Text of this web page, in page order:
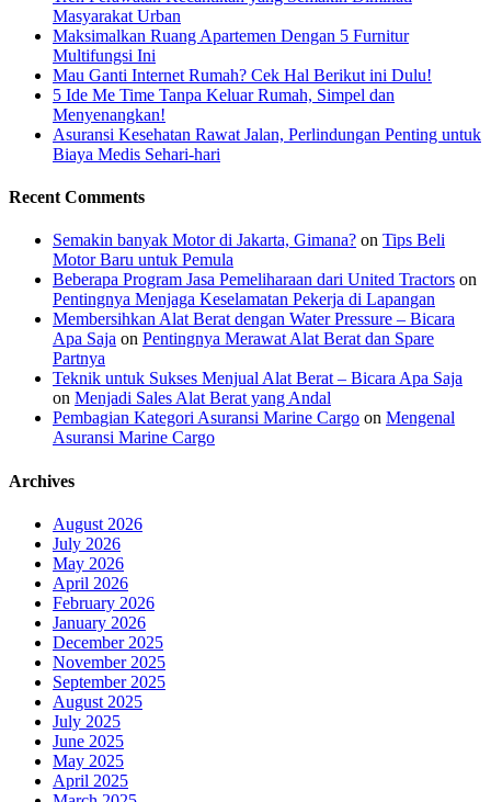
Masyarakat Urban
Maksimalkan Ruang Apartemen Dengan 5 Furnitur
Multifungsi Ini
Mau Ganti Internet Rumah? Cek Hal Berikut ini Dulu!
5 Ide Me Time Tanpa Keluar Rumah, Simpel dan
Menyenangkan!
Asuransi Kesehatan Rawat Jalan, Perlindungan Penting untuk
Biaya Medis Sehari-hari
Recent Comments
Semakin banyak Motor di Jakarta, Gimana? on Tips Beli
Motor Baru untuk Pemula
Beberapa Program Jasa Pemeliharaan dari United Tractors on
Pentingnya Menjaga Keselamatan Pekerja di Lapangan
Membersihkan Alat Berat dengan Water Pressure – Bicara
Apa Saja on Pentingnya Merawat Alat Berat dan Spare
Partnya
Teknik untuk Sukses Menjual Alat Berat – Bicara Apa Saja
on Menjadi Sales Alat Berat yang Andal
Pembagian Kategori Asuransi Marine Cargo on Mengenal
Asuransi Marine Cargo
Archives
August 2026
July 2026
May 2026
April 2026
February 2026
January 2026
December 2025
November 2025
September 2025
August 2025
July 2025
June 2025
May 2025
April 2025